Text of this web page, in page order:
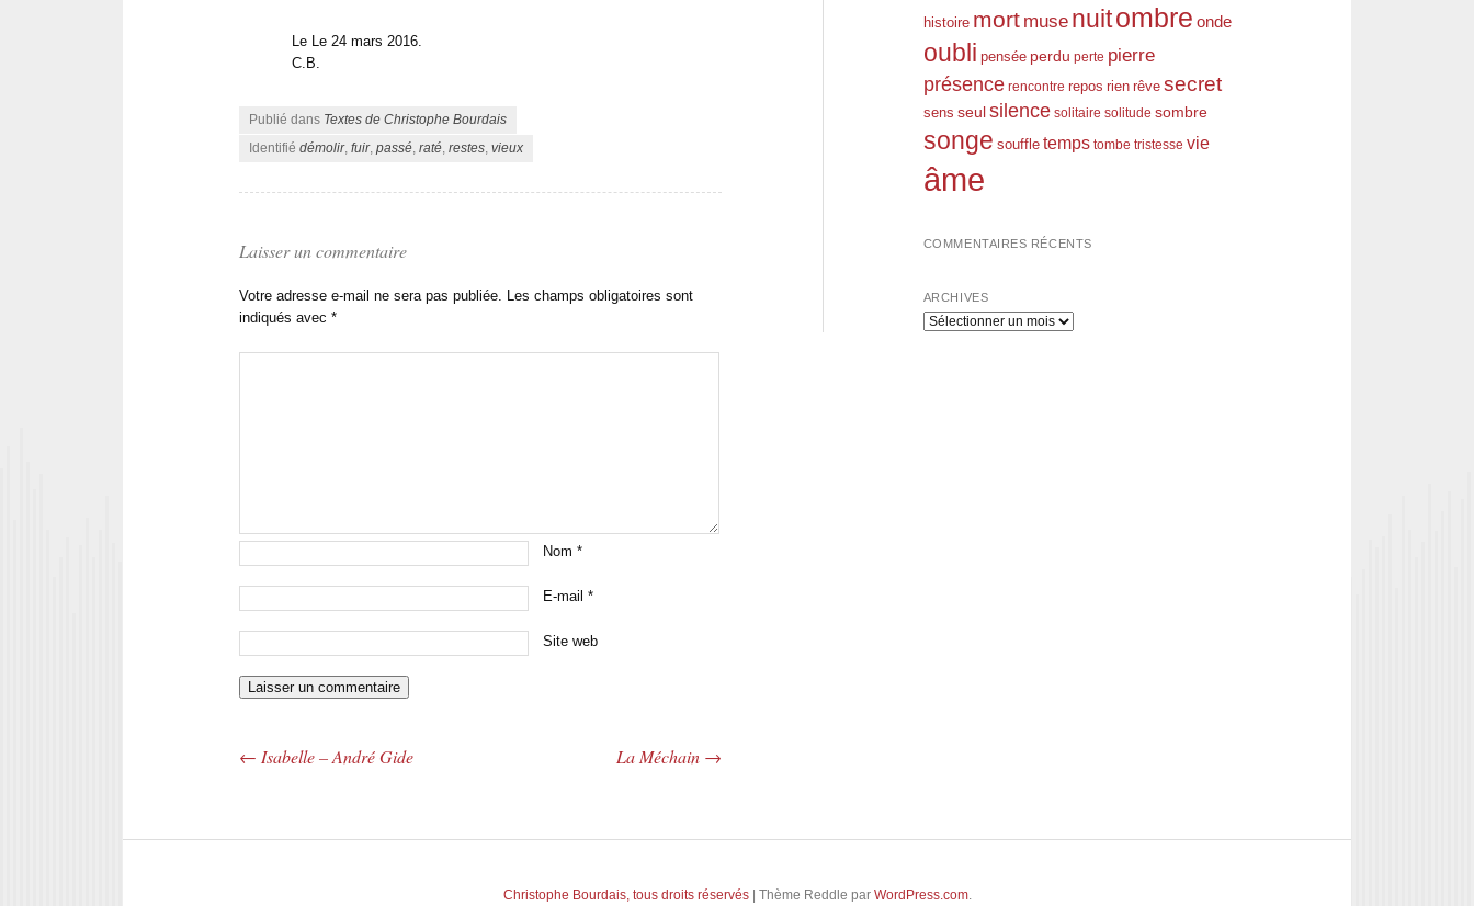
Le Le 24 mars 2016.
C.B.
Publié dans Textes de Christophe Bourdais
Identifié démolir, fuir, passé, raté, restes, vieux
Laisser un commentaire
Votre adresse e-mail ne sera pas publiée. Les champs obligatoires sont
indiqués avec *
Nom *
E-mail *
Site web
Navigation des articles
← Isabelle – André Gide La Méchain →
histoire mort muse nuitombre onde
oubli pensée perdu perte pierre
présence rencontre repos rien rêve secret
sens seul silence solitaire solitude sombre
songe souffle temps tombe tristesse vie
âme
COMMENTAIRES RÉCENTS
ARCHIVES
Archives
Christophe Bourdais, tous droits réservés Thème Reddle par WordPress.com.